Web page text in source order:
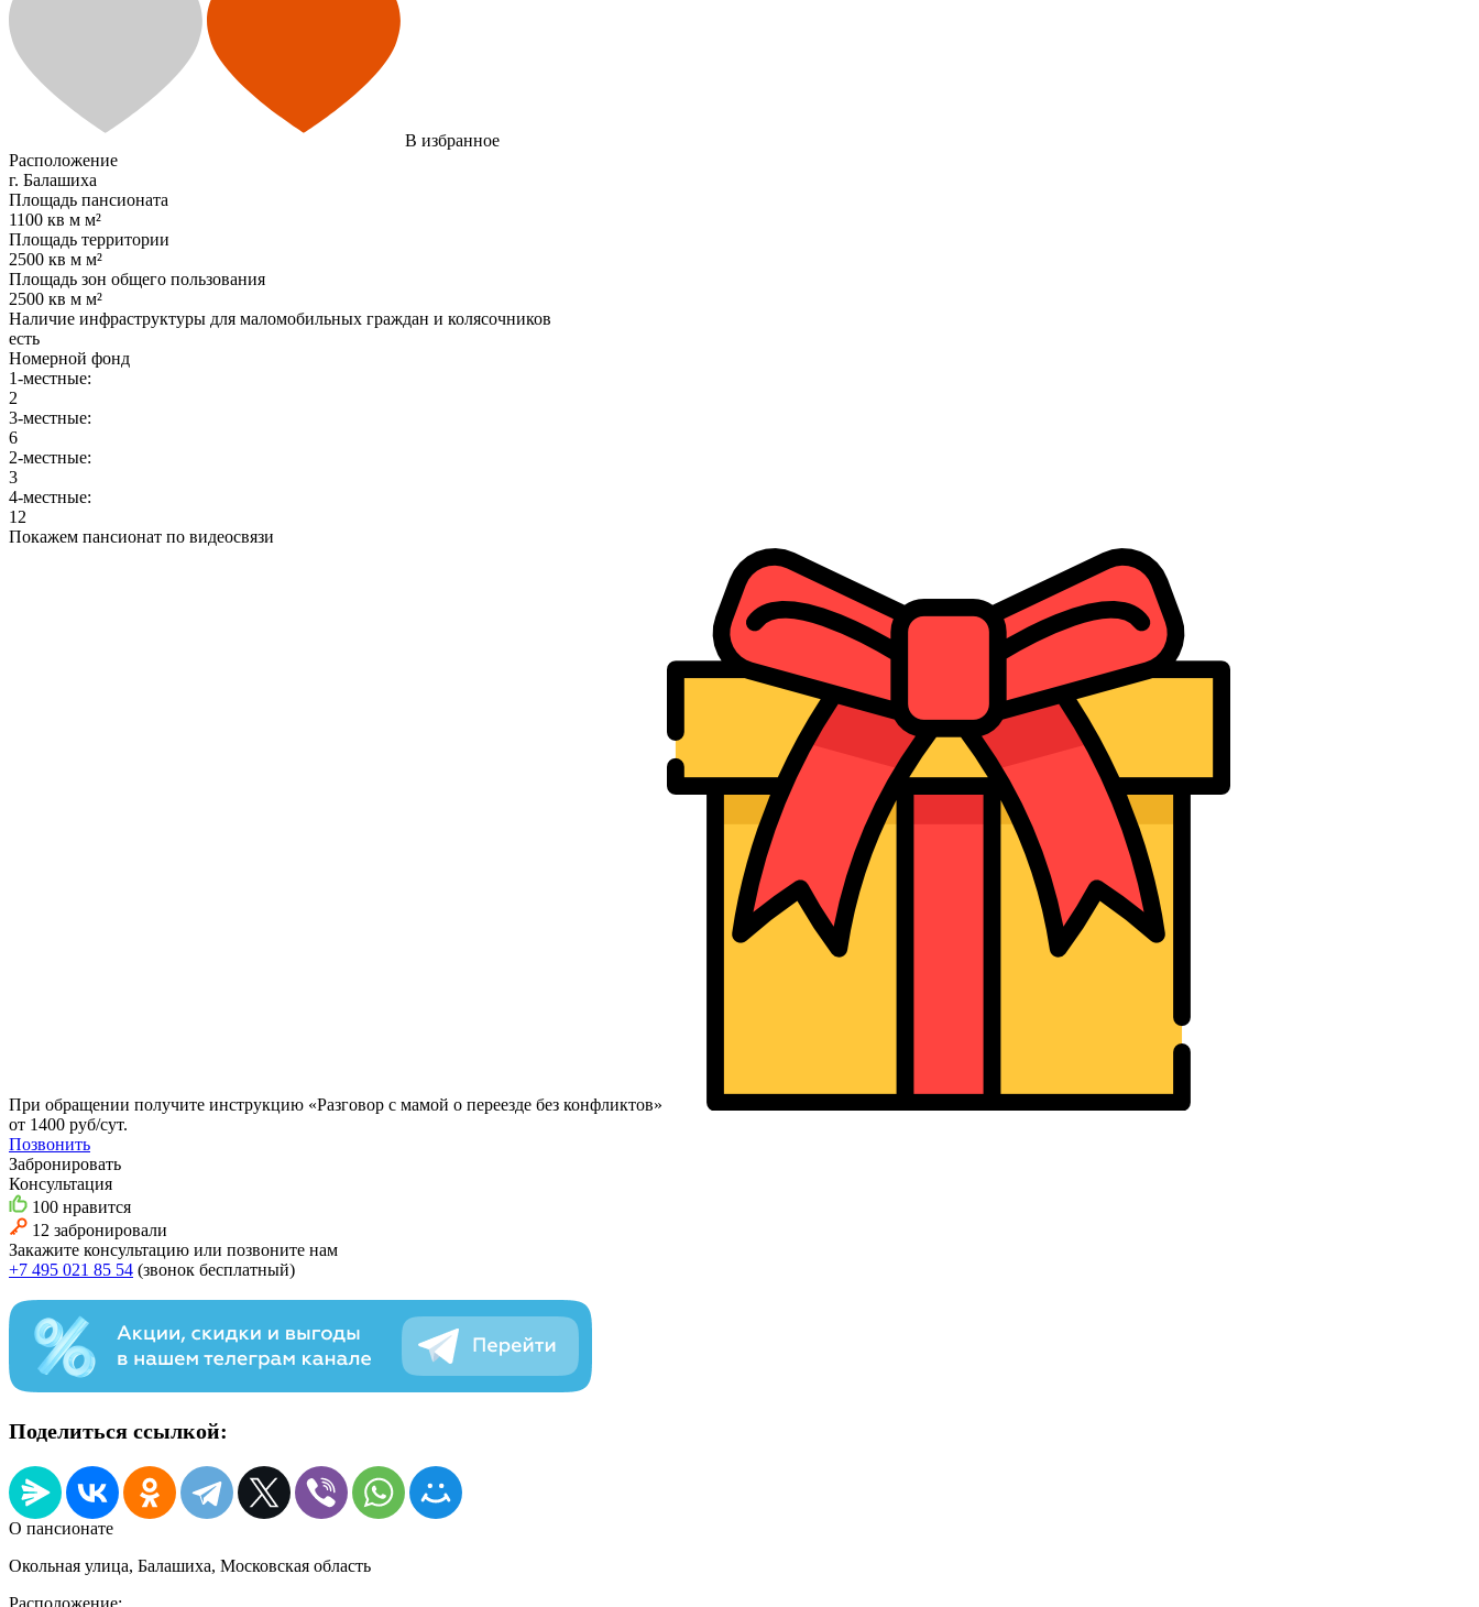
В избранное
Расположение
г. Балашиха
Площадь пансионата
1100 кв м м²
Площадь территории
2500 кв м м²
Площадь зон общего пользования
2500 кв м м²
Наличие инфраструктуры для маломобильных граждан и колясочников
есть
Номерной фонд
1-местные:
2
3-местные:
6
2-местные:
3
4-местные:
12
Покажем пансионат по видеосвязи
При обращении получите инструкцию «Разговор с мамой о переезде без конфликтов»
от 1400 руб/сут.
Позвонить
Забронировать
Консультация
100 нравится
12 забронировали
Закажите консультацию или позвоните нам
+7 495 021 85 54 (звонок бесплатный)
Поделиться ссылкой:
О пансионате
Окольная улица, Балашиха, Московская область
Расположение: